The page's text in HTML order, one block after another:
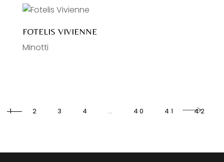
FOTELIS VIVIENNE
Minotti
1 2 3 4 … 40 41 42